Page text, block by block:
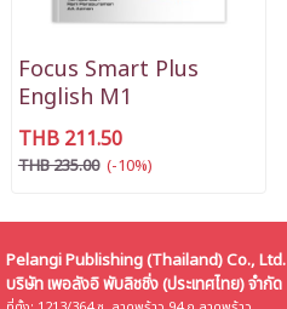
Focus Smart Plus
English M1
THB 211.50
THB 235.00 (-10%)
Pelangi Publishing (Thailand) Co., Ltd.
บริษัท เพอลังอิ พับลิชชิ่ง (ประเทศไทย) จำกัด